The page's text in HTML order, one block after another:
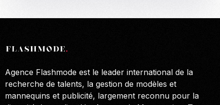
Agence Flashmode est le leader international de la
recherche de talents, la gestion de modèles et
mannequins et publicité, largement reconnu pour la